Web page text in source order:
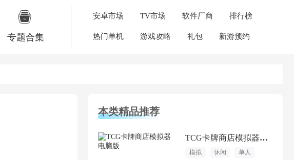
专题合集
安卓市场 TV市场 软件厂商 排行榜
热门单机 游戏攻略 礼包 新游预约
本类精品推荐
TCG卡牌商店模拟器电脑版
模拟 休闲
单人